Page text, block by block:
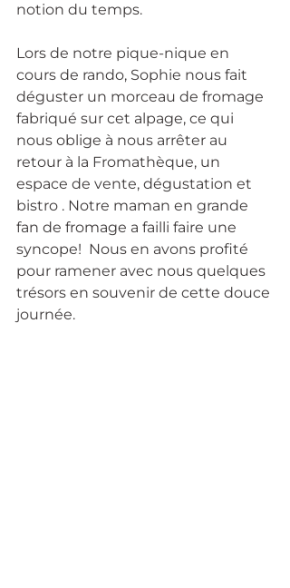
notion du temps.
Lors de notre pique-nique en
cours de rando, Sophie nous fait
déguster un morceau de fromage
fabriqué sur cet alpage, ce qui
nous oblige à nous arrêter au
retour à la Fromathèque, un
espace de vente, dégustation et
bistro . Notre maman en grande
fan de fromage a failli faire une
syncope!  Nous en avons profité
pour ramener avec nous quelques
trésors en souvenir de cette douce
journée.